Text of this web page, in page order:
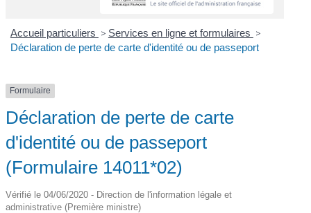
Accueil particuliers > Services en ligne et formulaires >
Déclaration de perte de carte d'identité ou de passeport
Formulaire
Déclaration de perte de carte
d'identité ou de passeport
(Formulaire 14011*02)
Vérifié le 04/06/2020 - Direction de l'information légale et
administrative (Première ministre)